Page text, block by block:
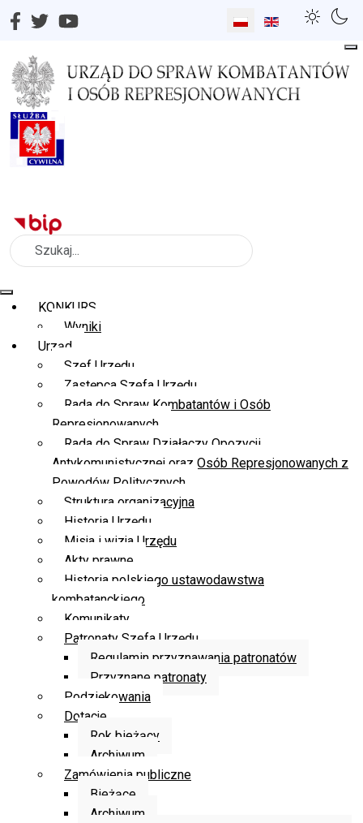
Wybierz swój język
Szukaj
KONKURS
Wyniki
Urząd
Szef Urzędu
Zastępca Szefa Urzędu
Rada do Spraw Kombatantów i Osób
Represjonowanych
Rada do Spraw Działaczy Opozycji
Antykomunistycznej oraz Osób Represjonowanych z
Powodów Politycznych
Struktura organizacyjna
Historia Urzędu
Misja i wizja Urzędu
Akty prawne
Historia polskiego ustawodawstwa
kombatanckiego
Komunikaty
Patronaty Szefa Urzędu
Regulamin przyznawania patronatów
Przyznane patronaty
Podziękowania
Dotacje
Rok bieżący
Archiwum
Zamówienia publiczne
Bieżące
Archiwum